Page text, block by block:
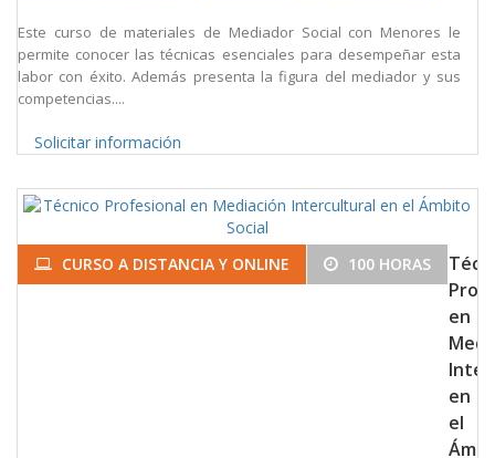
Este curso de materiales de Mediador Social con Menores le
permite conocer las técnicas esenciales para desempeñar esta
labor con éxito. Además presenta la figura del mediador y sus
competencias....
Solicitar información
CURSO A DISTANCIA Y ONLINE 100 HORAS
en
en
el